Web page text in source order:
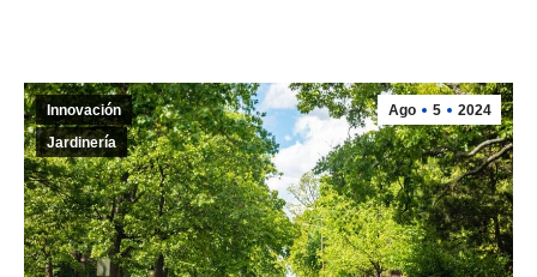
Ago 5 2024
Innovación
Jardinería